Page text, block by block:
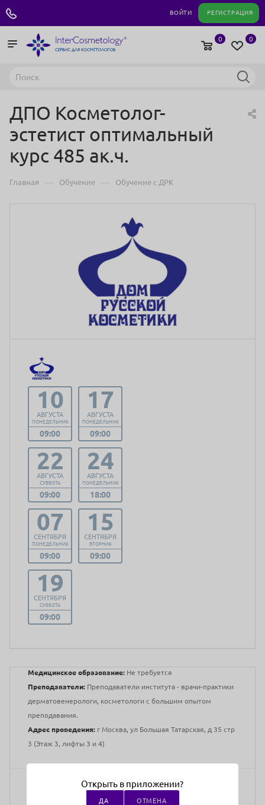
ВОЙТИ РЕГИСТРАЦИЯ
0
0
ДПО Косметолог-
эстетист оптимальный
курс 485 ак.ч.
Главная — Обучение — Обучение с ДРК
10
АВГУСТА
ПОНЕДЕЛЬНИК
09:00
17
АВГУСТА
ПОНЕДЕЛЬНИК
09:00
22
АВГУСТА
СУББОТА
09:00
24
АВГУСТА
ПОНЕДЕЛЬНИК
18:00
07
СЕНТЯБРЯ
ПОНЕДЕЛЬНИК
09:00
15
СЕНТЯБРЯ
ВТОРНИК
09:00
19
СЕНТЯБРЯ
СУББОТА
09:00
Медицинское образование: Не требуется
Преподаватели: Преподаватели института - врачи-практики
дерматовенерологи, косметологи с большим опытом
преподавания.
Адрес проведения: г Москва, ул Большая Татарская, д 35 стр
3 (Этаж 3, лифты 3 и 4)
264890 руб.Открыть в приложении?
ДА ОТМЕНА